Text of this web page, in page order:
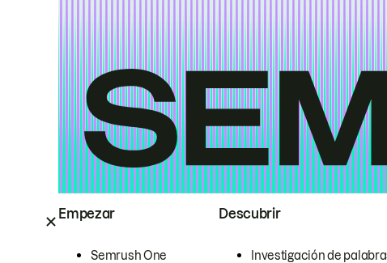
Empezar
Semrush One
Descubrir
Investigación de